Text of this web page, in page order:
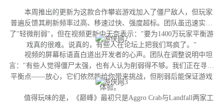
本周推出的更新为这款合作攀岩游戏加入了僵尸敌人，但玩家
普遍反馈其刷新频率过高、移速过快、强度超标。团队虽迅速实施
了"轻微削弱"，但在视频更新中无奈表示："要为1400万玩家平衡游
戏真的很难。说真的，有些人在论坛上把我们骂疯了。"
视频的屏幕标语直白道出开发者的心声。团队在调整说明中坦
言："有些人觉得僵尸太强，也有人认为削弱得不够。我们正在寻找
平衡点——放心，它们依然能给你带来挑战，但削弱后能保证游戏
体验。"
值得玩味的是，《巅峰》最初只是Aggro Crab与Landfall两家工